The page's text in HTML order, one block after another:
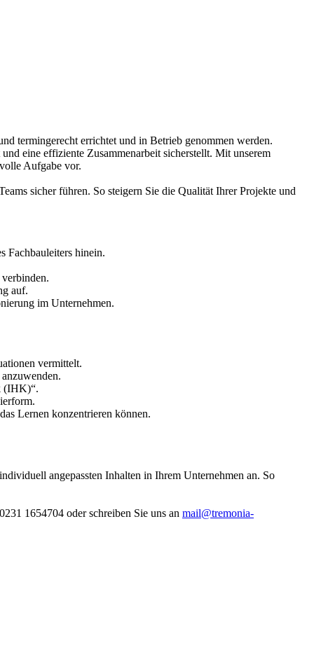
termingerecht errichtet und in Betrieb genommen werden.
eine effiziente Zusammenarbeit sicherstellt. Mit unserem
Aufgabe vor.
sicher führen. So steigern Sie die Qualität Ihrer Projekte und
Fachbauleiters hinein.
auf.
im Unternehmen.
vermittelt.
(IHK)“.
Lernen konzentrieren können.
angepassten Inhalten in Ihrem Unternehmen an. So
1654704 oder schreiben Sie uns an mail@tremonia-